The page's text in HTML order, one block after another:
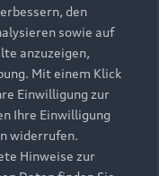
den
sowie auf
anzuzeigen,
Mit einem Klick
Einwilligung zur
Ihre Einwilligung
widerrufen.
Hinweise zur